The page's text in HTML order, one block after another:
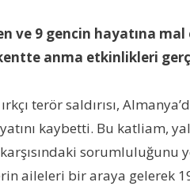
ve 9 gencin hayatına mal
anma etkinlikleri
terör saldırısı,
kaybetti. Bu katliam,
sorumluluğunu
aileleri bir araya